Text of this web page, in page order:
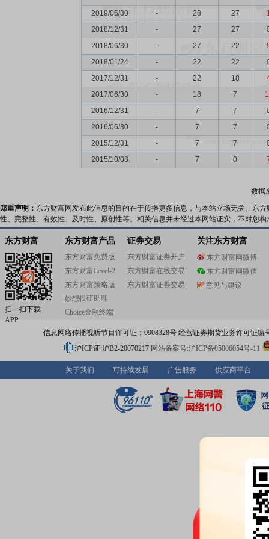
2019/06/30
- 28 27
2018/12/31
- 27 27
2018/06/30
- 27 22
2018/01/24
- 22 22
2017/12/31
- 22 18
2017/06/30
- 18 7
2016/12/31
- 7 7
2016/06/30
- 7 7
2015/12/31
- 7 7
2015/10/08
- 7 0
数据
郑重声明： 东方财富网发布此信息的目的在于传播更多信息，与本站立场无关。东
性、完整性、有效性、及时性、原创性等。相关信息并未经过本网站证实，不对您
东方财富
扫一扫下载
APP
东方财富产品
东方财富免费版
东方财富Level-2
东方财富策略版
妙想投研助理
Choice金融终端
证券交易
东方财富证券开户
东方财富在线交易
东方财富证券交易
关注东方财富
东方财富网微博
东方财富网微信
意见与建议
信息网络传播视听节目许可证：0908328号 经营证券期货业务许可证编
沪ICP证:沪B2-20070217 网站备案号:沪ICP备05006054号-11
关于我们 可持续发展 广告服务 供应商平台